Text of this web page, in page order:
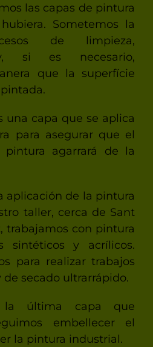
las capas de pintura
Sometemos la
de limpieza,
y, si es necesario,
que la superfície
una capa que se aplica
para asegurar que el
pintura agarrará de la
aplicación de la pintura
taller, cerca de Sant
trabajamos con pintura
sintéticos y acrílicos.
para realizar trabajos
de secado ultrarrápido.
última capa que
embellecer el
la pintura industrial.